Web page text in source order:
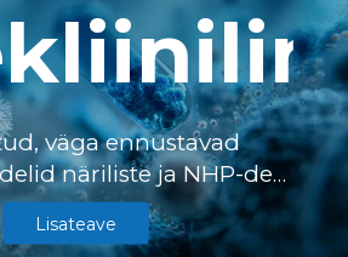
väga ennustavad
näriliste ja NHP-de
ülemaailmsed uuendajad
kui 500 IND esituse
Lisateave